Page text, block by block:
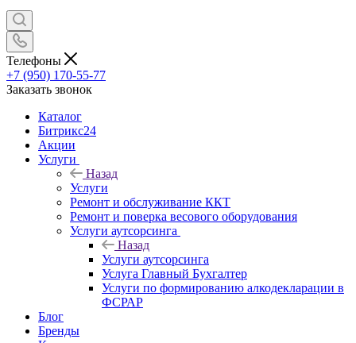
Телефоны
+7 (950) 170-55-77
Заказать звонок
Каталог
Битрикс24
Акции
Услуги
Назад
Услуги
Ремонт и обслуживание ККТ
Ремонт и поверка весового оборудования
Услуги аутсорсинга
Назад
Услуги аутсорсинга
Услуга Главный Бухгалтер
Услуги по формированию алкодекларации в
ФСРАР
Блог
Бренды